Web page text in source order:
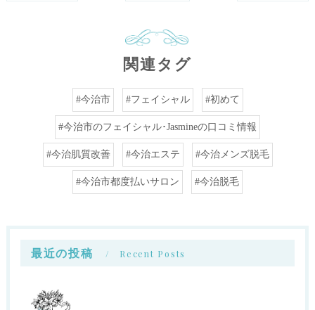
関連タグ
#今治市 #フェイシャル #初めて
#今治市のフェイシャル･Jasmineの口コミ情報
#今治肌質改善 #今治エステ #今治メンズ脱毛
#今治市都度払いサロン #今治脱毛
最近の投稿 Recent Posts